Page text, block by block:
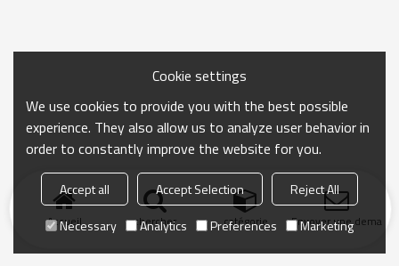
Accueil chercher catégorie Envoyer une
Cookie settings
We use cookies to provide you with the best possible
experience. They also allow us to analyze user behavior in
order to constantly improve the website for you.
Accept all Accept Selection
Reject All
Necessary
Analytics Preferences Marketing